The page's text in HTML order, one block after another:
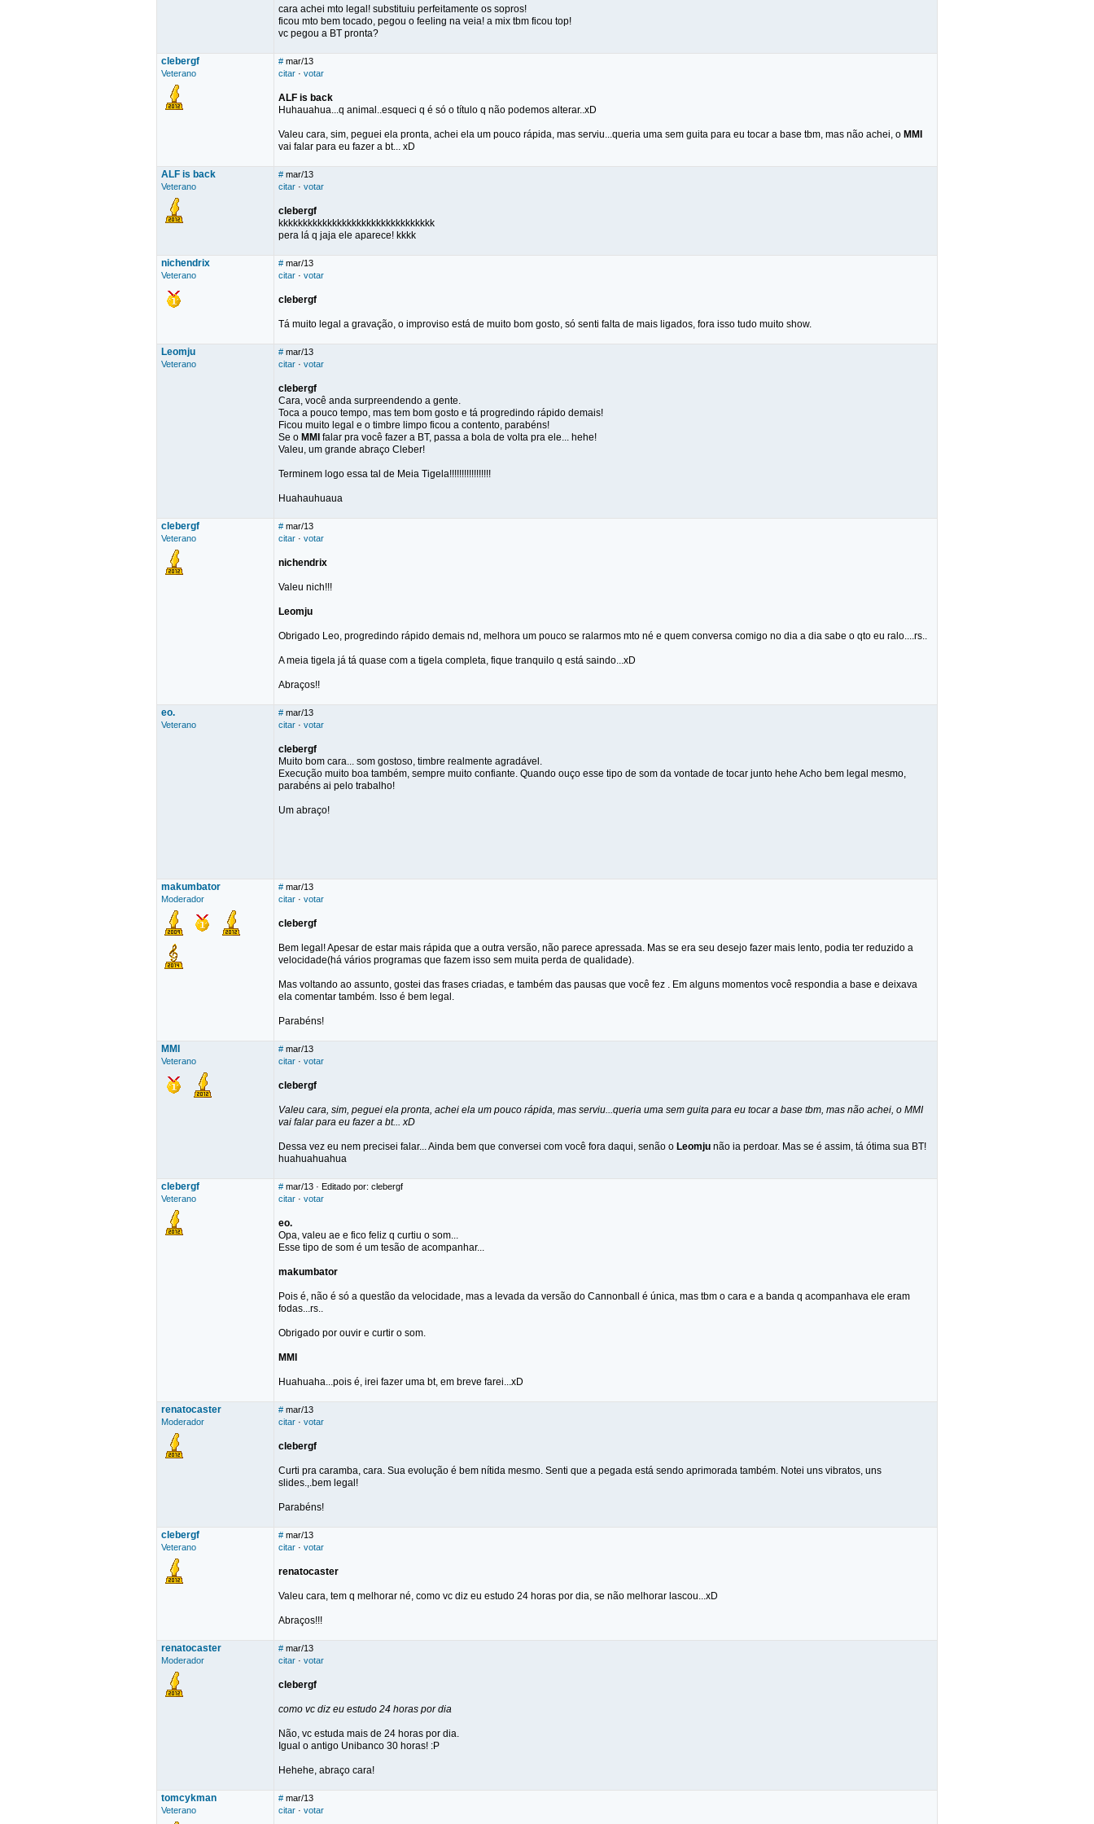
cara achei mto legal! substituiu perfeitamente os sopros!
ficou mto bem tocado, pegou o feeling na veia! a mix tbm ficou top!
vc pegou a BT pronta?
clebergf
Veterano
# mar/13
citar · votar
ALF is back
Huhauahua...q animal..esqueci q é só o título q não podemos alterar..xD
Valeu cara, sim, peguei ela pronta, achei ela um pouco rápida, mas serviu...queria uma sem guita para eu tocar a base tbm, mas não achei, o MMI
vai falar para eu fazer a bt... xD
ALF is back
Veterano
# mar/13
citar · votar
clebergf
kkkkkkkkkkkkkkkkkkkkkkkkkkkkkkkk
pera lá q jaja ele aparece! kkkk
nichendrix
Veterano
# mar/13
citar · votar
clebergf
Tá muito legal a gravação, o improviso está de muito bom gosto, só senti falta de mais ligados, fora isso tudo muito show.
Leomju
Veterano
# mar/13
citar · votar
clebergf
Cara, você anda surpreendendo a gente.
Toca a pouco tempo, mas tem bom gosto e tá progredindo rápido demais!
Ficou muito legal e o timbre limpo ficou a contento, parabéns!
Se o MMI falar pra você fazer a BT, passa a bola de volta pra ele... hehe!
Valeu, um grande abraço Cleber!
Terminem logo essa tal de Meia Tigela!!!!!!!!!!!!!!!!!
Huahauhuaua
clebergf
Veterano
# mar/13
citar · votar
nichendrix
Valeu nich!!!
Leomju
Obrigado Leo, progredindo rápido demais nd, melhora um pouco se ralarmos mto né e quem conversa comigo no dia a dia sabe o qto eu ralo....rs..
A meia tigela já tá quase com a tigela completa, fique tranquilo q está saindo...xD
Abraços!!
eo.
Veterano
# mar/13
citar · votar
clebergf
Muito bom cara... som gostoso, timbre realmente agradável.
Execução muito boa também, sempre muito confiante. Quando ouço esse tipo de som da vontade de tocar junto hehe Acho bem legal mesmo,
parabéns ai pelo trabalho!
Um abraço!
makumbator
Moderador
# mar/13
citar · votar
clebergf
Bem legal! Apesar de estar mais rápida que a outra versão, não parece apressada. Mas se era seu desejo fazer mais lento, podia ter reduzido a
velocidade(há vários programas que fazem isso sem muita perda de qualidade).
Mas voltando ao assunto, gostei das frases criadas, e também das pausas que você fez . Em alguns momentos você respondia a base e deixava
ela comentar também. Isso é bem legal.
Parabéns!
MMI
Veterano
# mar/13
citar · votar
clebergf
Valeu cara, sim, peguei ela pronta, achei ela um pouco rápida, mas serviu...queria uma sem guita para eu tocar a base tbm, mas não achei, o MMI
vai falar para eu fazer a bt... xD
Dessa vez eu nem precisei falar... Ainda bem que conversei com você fora daqui, senão o Leomju não ia perdoar. Mas se é assim, tá ótima sua BT!
huahuahuahua
clebergf
Veterano
# mar/13 · Editado por: clebergf
citar · votar
eo.
Opa, valeu ae e fico feliz q curtiu o som...
Esse tipo de som é um tesão de acompanhar...
makumbator
Pois é, não é só a questão da velocidade, mas a levada da versão do Cannonball é única, mas tbm o cara e a banda q acompanhava ele eram
fodas...rs..
Obrigado por ouvir e curtir o som.
MMI
Huahuaha...pois é, irei fazer uma bt, em breve farei...xD
renatocaster
Moderador
# mar/13
citar · votar
clebergf
Curti pra caramba, cara. Sua evolução é bem nítida mesmo. Senti que a pegada está sendo aprimorada também. Notei uns vibratos, uns
slides.,.bem legal!
Parabéns!
clebergf
Veterano
# mar/13
citar · votar
renatocaster
Valeu cara, tem q melhorar né, como vc diz eu estudo 24 horas por dia, se não melhorar lascou...xD
Abraços!!!
renatocaster
Moderador
# mar/13
citar · votar
clebergf
como vc diz eu estudo 24 horas por dia
Não, vc estuda mais de 24 horas por dia.
Igual o antigo Unibanco 30 horas! :P
Hehehe, abraço cara!
tomcykman
Veterano
# mar/13
citar · votar